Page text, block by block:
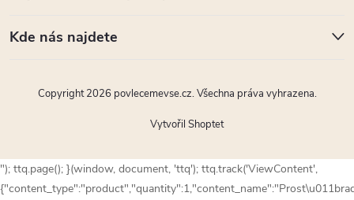
Kde nás najdete
Vytvořil Shoptet
Copyright 2026 povlecemevse.cz. Všechna práva vyhrazena.
"); ttq.page(); }(window, document, 'ttq'); ttq.track('ViewContent',